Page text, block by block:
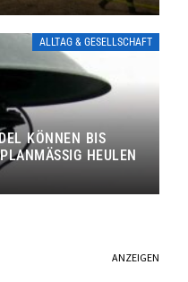
ALLTAG & GESELLSCHAFT
KÖNNEN BIS
HEULEN
ANZEIGEN